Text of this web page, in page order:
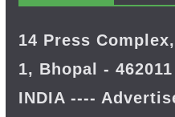
14 Press
1, Bhopal -
INDIA ----